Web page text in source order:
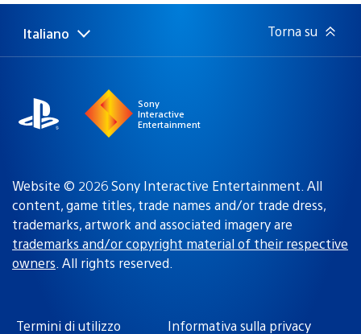
pubblicazione:
Seleziona
Regione
Italiano Torna su
Sony
Interactive
Entertainment
Website © 2026 Sony Interactive Entertainment. All
content, game titles, trade names and/or trade dress,
trademarks, artwork and associated imagery are
trademarks and/or copyright material of their respective
owners. All rights reserved.
Termini di utilizzo Informativa sulla privacy